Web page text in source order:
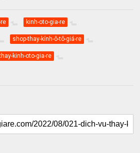
kinh-oto-gia-re
shop-thay-kính-ô-tô-giá-re
kinh-oto-gia-re